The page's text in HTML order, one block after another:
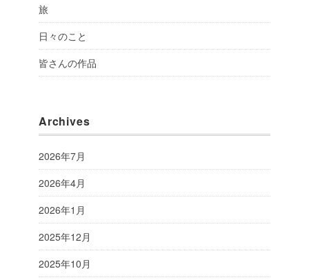
旅
日々のこと
皆さんの作品
Archives
2026年7月
2026年4月
2026年1月
2025年12月
2025年10月